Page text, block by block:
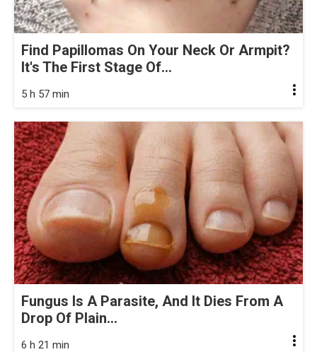
Find Papillomas On Your Neck Or Armpit?
It's The First Stage Of...
5 h 57 min
Fungus Is A Parasite, And It Dies From A
Drop Of Plain...
6 h 21 min